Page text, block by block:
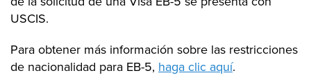
USCIS.
Para obtener más información sobre las restricciones
de nacionalidad para EB-5, haga clic aquí.